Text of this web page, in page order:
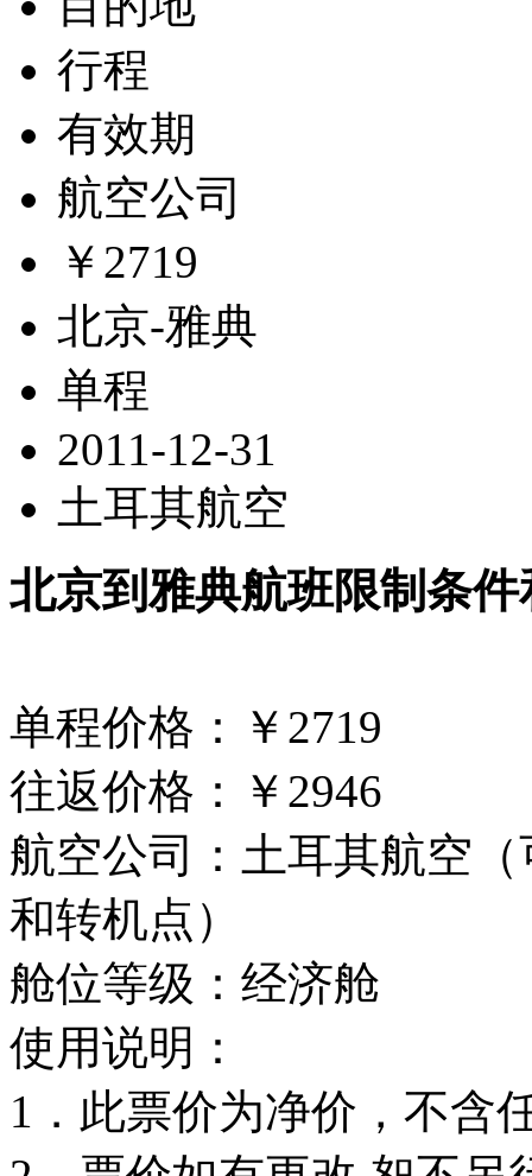
行程
有效期
航空公司
￥2719
北京-雅典
单程
2011-12-31
土耳其航空
北京到雅典航班限制条
单程价格：￥2719
往返价格：￥2946
航空公司：土耳其航空
和转机点）
舱位等级：经济舱
使用说明：
1．此票价为净价，不含